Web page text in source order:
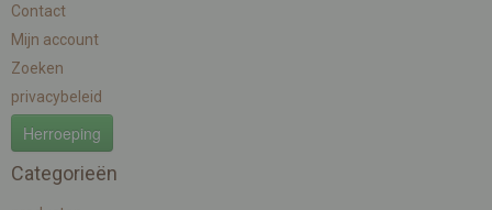
Contact
Mijn account
Zoeken
privacybeleid
Herroeping
Categorieën